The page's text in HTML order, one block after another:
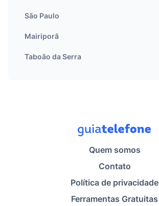
São Paulo
Mairiporã
Taboão da Serra
Quem somos
Contato
Política de privacidade
Ferramentas Gratuitas